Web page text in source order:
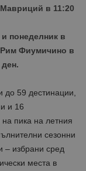
в 11:20
понеделник в
Рим Фиумичино в
до 59 дестинации,
и 16
пика на летния
сезонни
– избрани сред
места в